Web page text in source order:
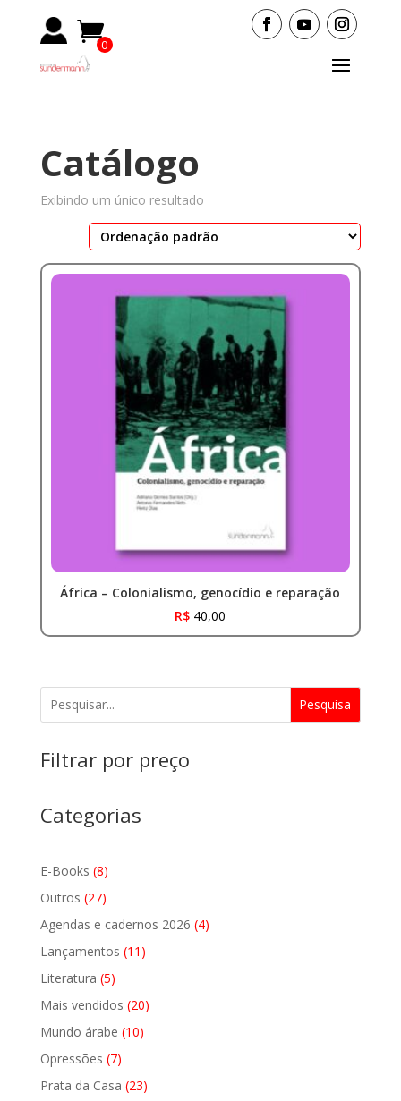
0
Catálogo
Exibindo um único resultado
África – Colonialismo, genocídio e reparação
R$ 40,00
Pesquisa
Filtrar por preço
Categorias
E-Books 88
produtos
Outros 2727
produtos
Agendas e cadernos 2026 44
Lançamentos 11 11
Literatura 55
produtos
Mais vendidos 2020
Mundo árabe 1010
Opressões 77
produtos
Prata da Casa 2323